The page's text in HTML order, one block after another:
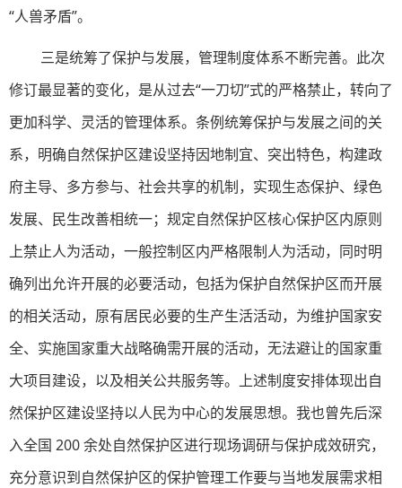
“人兽矛盾”。
三是统筹了保护与发展，管理制度体系不断完善。此次
修订最显著的变化，是从过去“一刀切”式的严格禁止，转向了
更加科学、灵活的管理体系。条例统筹保护与发展之间的关
系，明确自然保护区建设坚持因地制宜、突出特色，构建政
府主导、多方参与、社会共享的机制，实现生态保护、绿色
发展、民生改善相统一；规定自然保护区核心保护区内原则
上禁止人为活动，一般控制区内严格限制人为活动，同时明
确列出允许开展的必要活动，包括为保护自然保护区而开展
的相关活动，原有居民必要的生产生活活动，为维护国家安
全、实施国家重大战略确需开展的活动，无法避让的国家重
大项目建设，以及相关公共服务等。上述制度安排体现出自
然保护区建设坚持以人民为中心的发展思想。我也曾先后深
入全国 200 余处自然保护区进行现场调研与保护成效研究，
充分意识到自然保护区的保护管理工作要与当地发展需求相